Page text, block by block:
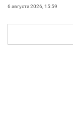
6 августа 2026, 15:59